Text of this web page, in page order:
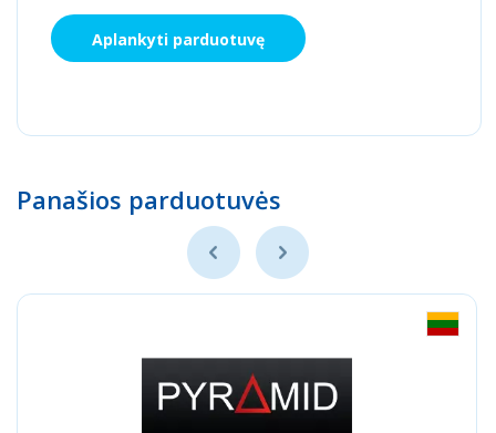
Aplankyti parduotuvę
Panašios parduotuvės